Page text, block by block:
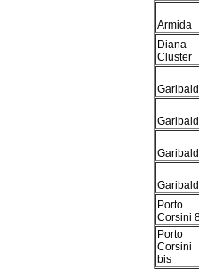
Armida
Diana
Cluster
Porto
Corsini
Porto
bis